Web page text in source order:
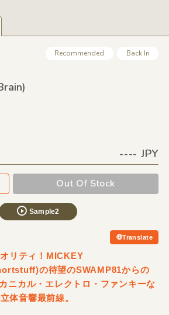
Recommended Back In
---- JPY
Out Of Stock
Sample2
Translate
リティ！MICKEY
の待望のSWAMP81からの
ニカル・エレクトロ・ファンキーな
体音響最前線。